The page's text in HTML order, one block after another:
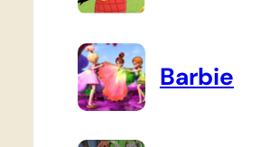
Barbie